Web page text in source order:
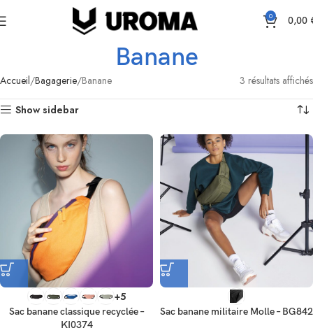
0 0,00
Banane
Accueil Bagagerie Banane 3 résultats affichés
Show sidebar
+5
Sac banane classique recyclée –
KI0374
Sac banane militaire Molle – BG842